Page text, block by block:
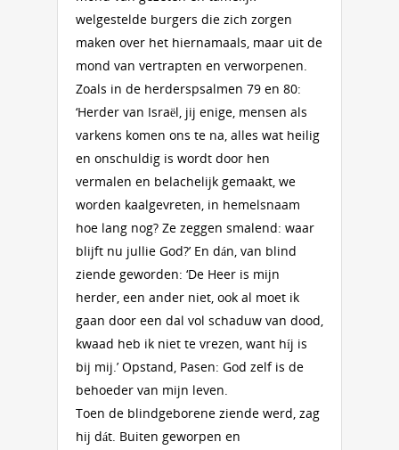
welgestelde burgers die zich zorgen
maken over het hiernamaals, maar uit de
mond van vertrapten en verworpenen.
Zoals in de herderspsalmen 79 en 80:
‘Herder van Israël, jij enige, mensen als
varkens komen ons te na, alles wat heilig
en onschuldig is wordt door hen
vermalen en belachelijk gemaakt, we
worden kaalgevreten, in hemelsnaam
hoe lang nog? Ze zeggen smalend: waar
blijft nu jullie God?’ En dán, van blind
ziende geworden: ‘De Heer is mijn
herder, een ander niet, ook al moet ik
gaan door een dal vol schaduw van dood,
kwaad heb ik niet te vrezen, want híj is
bij mij.’ Opstand, Pasen: God zelf is de
behoeder van mijn leven.
Toen de blindgeborene ziende werd, zag
hij dát. Buiten geworpen en